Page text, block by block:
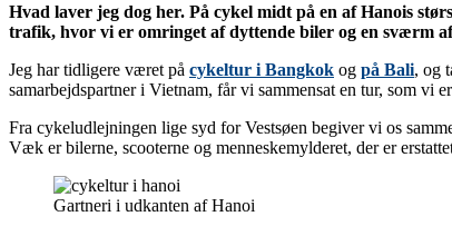
Hvad laver jeg dog her. På cykel midt på en af Hanois
trafik, hvor vi er omringet af dyttende biler og en sværm af
Jeg har tidligere været på cykeltur i Bangkok og på Bali, og
samarbejdspartner i Vietnam, får vi sammensat en tur, som vi
Fra cykeludlejningen lige syd for Vestsøen begiver vi os
Væk er bilerne, scooterne og menneskemylderet, der er
Gartneri i udkanten af Hanoi